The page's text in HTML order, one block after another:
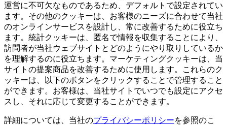
運営に不可欠なものであるため、デフォルトで設定されてい
ます。その他のクッキーは、お客様のニーズに合わせて当社
のオンラインサービスを設計し、常に改善するために役立ち
ます。統計クッキーは、匿名で情報を収集することにより、
訪問者が当社ウェブサイトとどのようにやり取りしているか
を理解するのに役立ちます。マーケティングクッキーは、当
サイトの提案商品を改善するために使用します。これらのク
ッキーは、以下のボタンをクリックすることで管理すること
ができます。お客様は、当社サイトでいつでも設定にアクセ
スし、それに応じて変更することができます。
詳細については、当社のプライバシーポリシーを参照のこ